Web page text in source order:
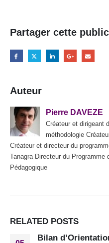
Partager cette
Auteur
Pierre DAVEZE
Créateur et dirigeant
méthodologie
Créateur et directeur du
Tanagra Directeur du
Pédagogique
RELATED POSTS
à